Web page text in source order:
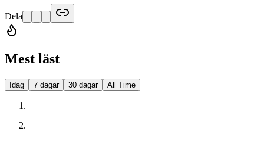
Dela
Mest läst
Idag 7 dagar 30 dagar All Time